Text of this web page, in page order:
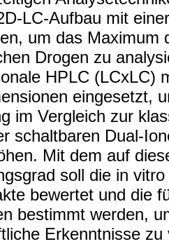
LC-Aufbau mit
um das Maximum
Drogen zu
HPLC (LCxLC)
eingesetzt,
im Vergleich zur
schaltbaren Dual-
Mit dem auf
soll die in
bewertet und die
bestimmt werden,
Erkenntnisse zu